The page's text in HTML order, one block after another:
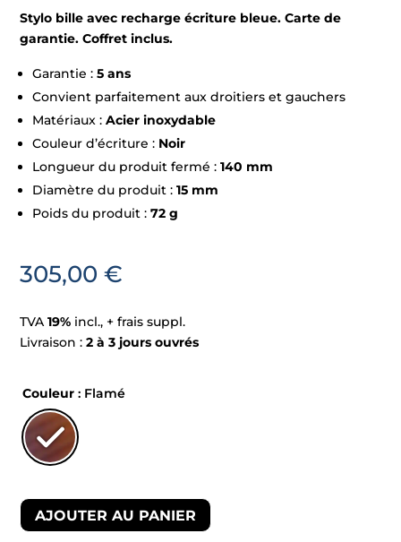
Stylo bille avec recharge écriture bleue. Carte de
garantie. Coffret inclus.
Garantie :5 ans
Convient parfaitement aux droitiers et gauchers
Matériaux :Acier inoxydable
Couleur d’écriture : Noir
Longueur du produit fermé :140 mm
Diamètre du produit :15 mm
Poids du produit :72 g
305,00€
TVA19% incl., + frais suppl.
Livraison :2 à 3 jours ouvrés
Couleur : Flamé
AJOUTER AU PANIER